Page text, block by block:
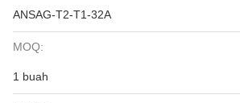
ANSAG-T2-T1-32A
MOQ:
1 buah